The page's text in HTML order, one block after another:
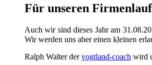
Für unseren
Auch wir sind dieses Jahr am
Wir werden uns aber einen kleinen
Ralph Walter dervogtland-coach wird